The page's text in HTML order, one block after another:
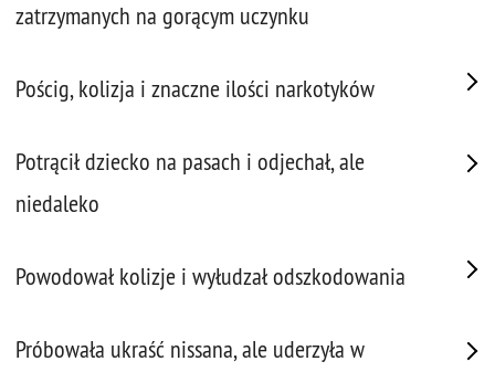
zatrzymanych na gorącym uczynku
Pościg, kolizja i znaczne ilości narkotyków
Potrącił dziecko na pasach i odjechał, ale
niedaleko
Powodował kolizje i wyłudzał odszkodowania
Próbowała ukraść nissana, ale uderzyła w